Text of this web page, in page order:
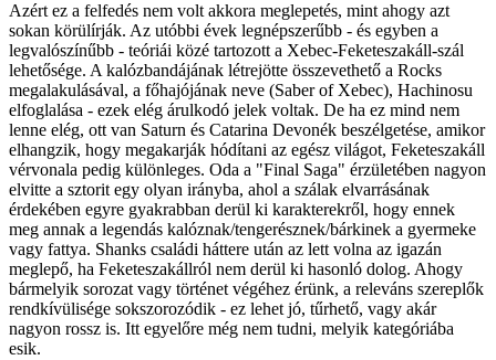
Azért ez a felfedés nem volt akkora meglepetés, mint ahogy azt
sokan körülírják. Az utóbbi évek legnépszerűbb - és egyben a
legvalószínűbb - teóriái közé tartozott a Xebec-Feketeszakáll-szál
lehetősége. A kalózbandájának létrejötte összevethető a Rocks
megalakulásával, a főhajójának neve (Saber of Xebec), Hachinosu
elfoglalása - ezek elég árulkodó jelek voltak. De ha ez mind nem
lenne elég, ott van Saturn és Catarina Devonék beszélgetése, amikor
elhangzik, hogy megakarják hódítani az egész világot, Feketeszakáll
vérvonala pedig különleges. Oda a "Final Saga" érzületében nagyon
elvitte a sztorit egy olyan irányba, ahol a szálak elvarrásának
érdekében egyre gyakrabban derül ki karakterekről, hogy ennek
meg annak a legendás kalóznak/tengerésznek/bárkinek a gyermeke
vagy fattya. Shanks családi háttere után az lett volna az igazán
meglepő, ha Feketeszakállról nem derül ki hasonló dolog. Ahogy
bármelyik sorozat vagy történet végéhez érünk, a releváns szereplők
rendkívülisége sokszorozódik - ez lehet jó, tűrhető, vagy akár
nagyon rossz is. Itt egyelőre még nem tudni, melyik kategóriába
esik.